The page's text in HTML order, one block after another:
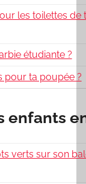
les toilettes de
étudiante ?
pour ta poupée ?
enfants
verts sur son